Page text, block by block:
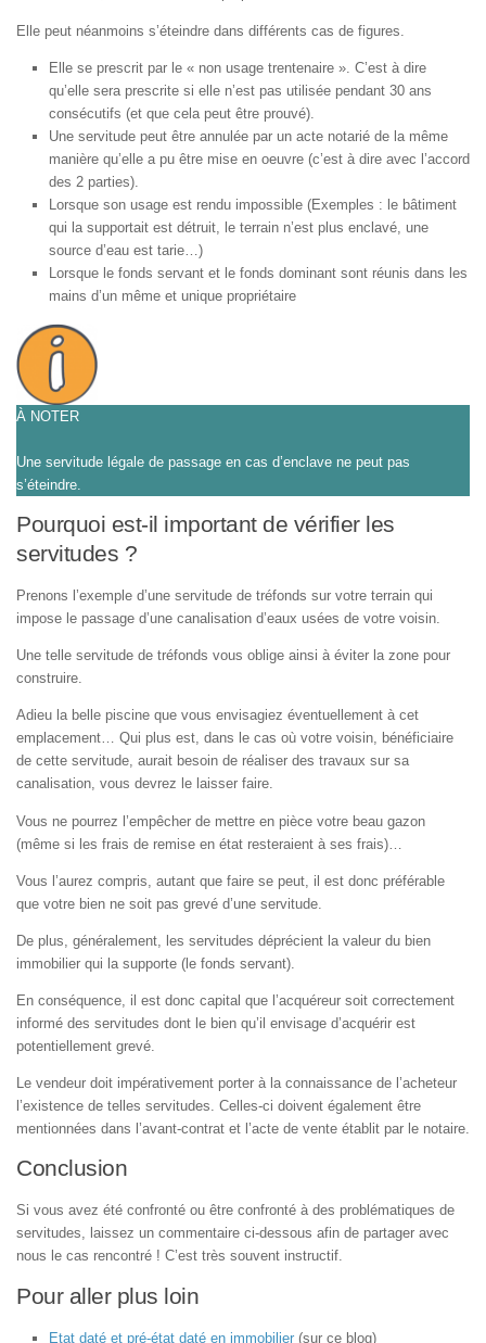
Elle peut néanmoins s’éteindre dans différents cas de figures.
Elle se prescrit par le « non usage trentenaire ». C’est à dire
qu’elle sera prescrite si elle n’est pas utilisée pendant 30 ans
consécutifs (et que cela peut être prouvé).
Une servitude peut être annulée par un acte notarié de la même
manière qu’elle a pu être mise en oeuvre (c’est à dire avec l’accord
des 2 parties).
Lorsque son usage est rendu impossible (Exemples : le bâtiment
qui la supportait est détruit, le terrain n’est plus enclavé, une
source d’eau est tarie…)
Lorsque le fonds servant et le fonds dominant sont réunis dans les
mains d’un même et unique propriétaire
À NOTER
Une servitude légale de passage en cas d’enclave ne peut pas
s’éteindre.
Pourquoi est-il important de vérifier les
servitudes ?
Prenons l’exemple d’une servitude de tréfonds sur votre terrain qui
impose le passage d’une canalisation d’eaux usées de votre voisin.
Une telle servitude de tréfonds vous oblige ainsi à éviter la zone pour
construire.
Adieu la belle piscine que vous envisagiez éventuellement à cet
emplacement… Qui plus est, dans le cas où votre voisin, bénéficiaire
de cette servitude, aurait besoin de réaliser des travaux sur sa
canalisation, vous devrez le laisser faire.
Vous ne pourrez l’empêcher de mettre en pièce votre beau gazon
(même si les frais de remise en état resteraient à ses frais)…
Vous l’aurez compris, autant que faire se peut, il est donc préférable
que votre bien ne soit pas grevé d’une servitude.
De plus, généralement, les servitudes déprécient la valeur du bien
immobilier qui la supporte (le fonds servant).
En conséquence, il est donc capital que l’acquéreur soit correctement
informé des servitudes dont le bien qu’il envisage d’acquérir est
potentiellement grevé.
Le vendeur doit impérativement porter à la connaissance de l’acheteur
l’existence de telles servitudes. Celles-ci doivent également être
mentionnées dans l’avant-contrat et l’acte de vente établit par le notaire.
Conclusion
Si vous avez été confronté ou être confronté à des problématiques de
servitudes, laissez un commentaire ci-dessous afin de partager avec
nous le cas rencontré ! C’est très souvent instructif.
Pour aller plus loin
Etat daté et pré-état daté en immobilier (sur ce blog)